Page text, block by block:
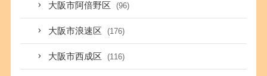
大阪市阿倍野区 (96)
大阪市浪速区 (176)
大阪市西成区 (116)